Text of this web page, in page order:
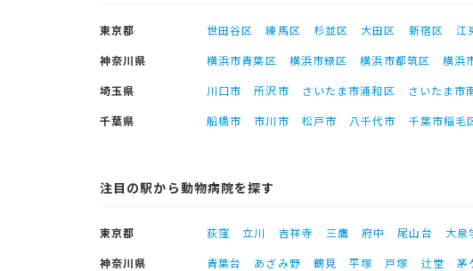
東京都 世田谷区 練馬区 杉並区 大田区 新宿区 江
神奈川県
横浜市青葉区 横浜市緑区 横浜市都筑区 横浜
埼玉県
川口市 所沢市 さいたま市浦和区 さいたま市
千葉県
船橋市 市川市 松戸市 八千代市 千葉市稲毛
注目の駅から動物病院を探す
東京都 荻窪 立川 吉祥寺 三鷹 府中 尾山台 大泉
神奈川県
青葉台 あざみ野 鶴見 平塚 戸塚 辻堂 茅